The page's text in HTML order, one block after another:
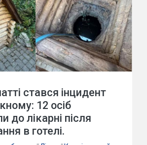
стався інцидент
12 осіб
до лікарні після
в готелі.